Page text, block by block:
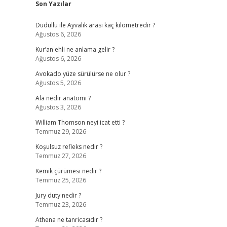
Son Yazılar
Dudullu ile Ayvalık arası kaç kilometredir ?
Ağustos 6, 2026
Kur’an ehli ne anlama gelir ?
Ağustos 6, 2026
Avokado yüze sürülürse ne olur ?
Ağustos 5, 2026
Ala nedir anatomi ?
Ağustos 3, 2026
William Thomson neyi icat etti ?
Temmuz 29, 2026
Koşulsuz refleks nedir ?
Temmuz 27, 2026
Kemik çürümesi nedir ?
Temmuz 25, 2026
Jury duty nedir ?
Temmuz 23, 2026
Athena ne tanricasıdır ?